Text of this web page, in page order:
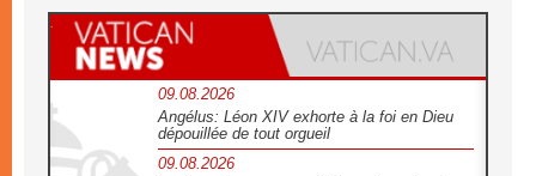
09.08.2026
Angélus: Léon XIV exhorte à la foi en Dieu
dépouillée de tout orgueil
09.08.2026